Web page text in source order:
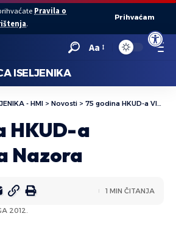
Open
Pravila o
.
Prihvaćam
Aa
ISELJENIKA
- HMI > Novosti > 75 godina HKUD-a Vladimira Nazora
HKUD-a
Nazora
2012.
1 MIN ČITANJA